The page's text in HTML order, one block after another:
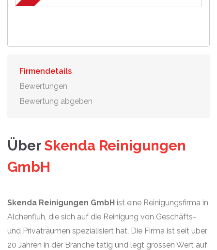
Firmendetails
Bewertungen
Bewertung abgeben
Über Skenda Reinigungen
GmbH
Skenda Reinigungen GmbH ist eine Reinigungsfirma in
Alchenflüh, die sich auf die Reinigung von Geschäfts-
und Privaträumen spezialisiert hat. Die Firma ist seit über
20 Jahren in der Branche tätig und legt grossen Wert auf